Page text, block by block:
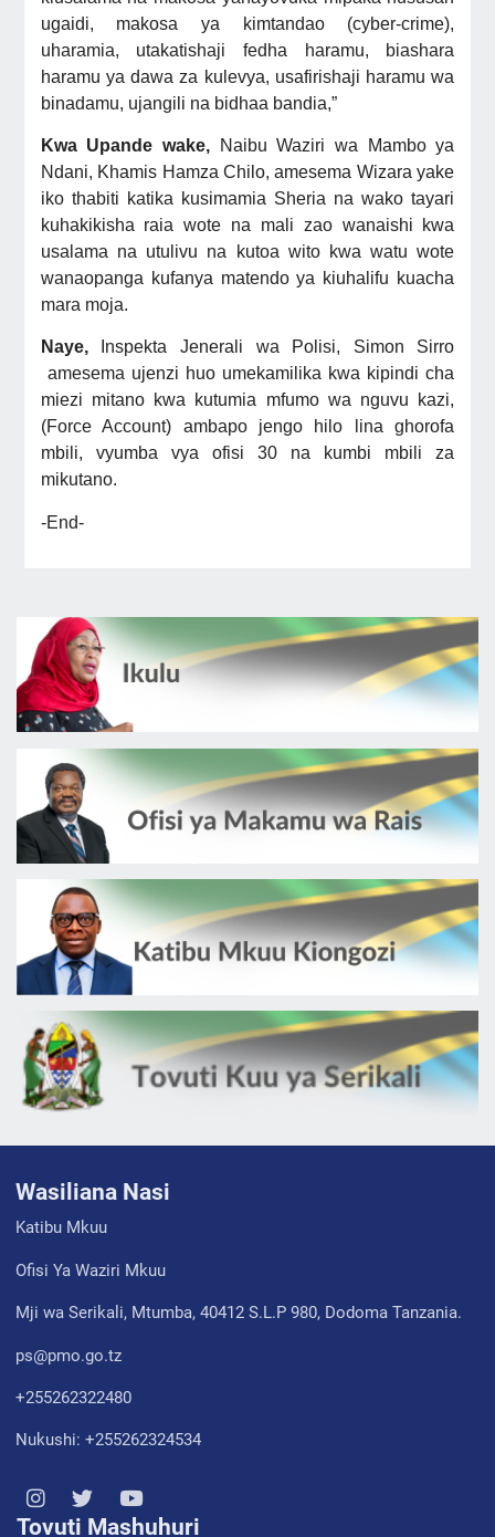
ugaidi, makosa ya kimtandao (cyber-crime),
uharamia, utakatishaji fedha haramu, biashara
haramu ya dawa za kulevya, usafirishaji haramu wa
binadamu, ujangili na bidhaa bandia,”
Kwa Upande wake,Naibu Waziri wa Mambo ya
Ndani, Khamis Hamza Chilo, amesema Wizara yake
iko thabiti katika kusimamia Sheria na wako tayari
kuhakikisha raia wote na mali zao wanaishi kwa
usalama na utulivu na kutoa wito kwa watu wote
wanaopanga kufanya matendo ya kiuhalifu kuacha
mara moja.
Naye,Inspekta Jenerali wa Polisi, Simon Sirro
amesema ujenzi huo umekamilika kwa kipindi cha
miezi mitano kwa kutumia mfumo wa nguvu kazi,
(Force Account) ambapo jengo hilo lina ghorofa
mbili, vyumba vya ofisi 30 na kumbi mbili za
mikutano.
-End-
Wasiliana Nasi
Katibu Mkuu
Ofisi Ya Waziri Mkuu
Mji wa Serikali, Mtumba, 40412 S.L.P 980, Dodoma Tanzania.
ps@pmo.go.tz
+255262322480
Nukushi: +255262324534
Tovuti Mashuhuri